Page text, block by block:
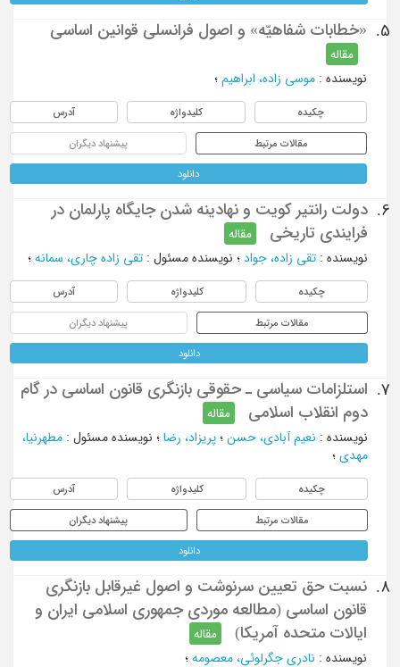
5. «خطابات شفاهیّه» و اصول فرانسلی قوانین اساسی
مقاله
نویسنده: موسی زاده، ابراهیم؛
چکیده کلیدواژه آدرس
مقالات مرتبط پیشنهاد دیگران
دانلود
6.
دولت رانتیر کویت و نهادینه شدن جایگاه پارلمان در
فرایندی تاریخی
مقاله
نویسنده: تقی زاده، جواد؛ نویسنده مسئول : تقی زاده چاری، سمانه؛
چکیده کلیدواژه آدرس
مقالات مرتبط پیشنهاد دیگران
دانلود
7.
استلزامات سیاسی ـ حقوقی بازنگری قانون اساسی در گام
دوم انقلاب اسلامی
مقاله
نویسنده: نعیم آبادی، حسن؛ پریزاد، رضا؛ نویسنده مسئول : مطهرنیا،
مهدی؛
چکیده کلیدواژه آدرس
مقالات مرتبط پیشنهاد دیگران
دانلود
8.
نسبت حق تعیین سرنوشت و اصول غیرقابل بازنگری
قانون اساسی (مطالعه موردی جمهوری اسلامی ایران و
ایالات متحده آمریکا)
مقاله
نویسنده: نادري جگرلوئي، معصومه؛